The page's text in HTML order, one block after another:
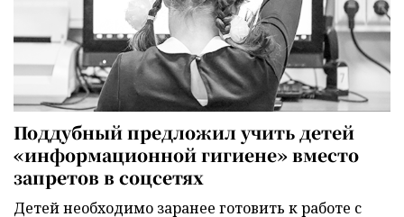
Поддубный предложил учить детей
«информационной гигиене» вместо
запретов в соцсетях
Детей необходимо заранее готовить к работе с